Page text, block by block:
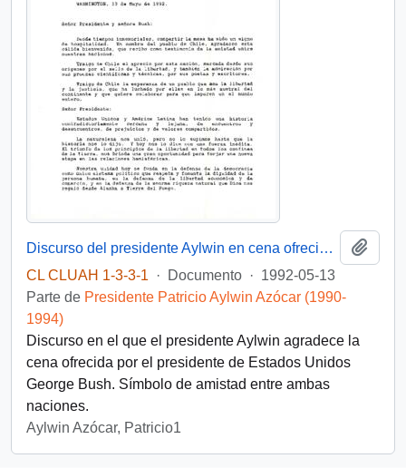
Discurso del presidente Aylwin en cena ofrecida por el presidente de Estados Unidos, D. George Bush
CL CLUAH 1-3-3-1
· Documento · 1992-05-13
Parte de Presidente Patricio Aylwin Azócar (1990-
1994)
Discurso en el que el presidente Aylwin agradece la
cena ofrecida por el presidente de Estados Unidos
George Bush. Símbolo de amistad entre ambas
naciones.
Aylwin Azócar, Patricio1